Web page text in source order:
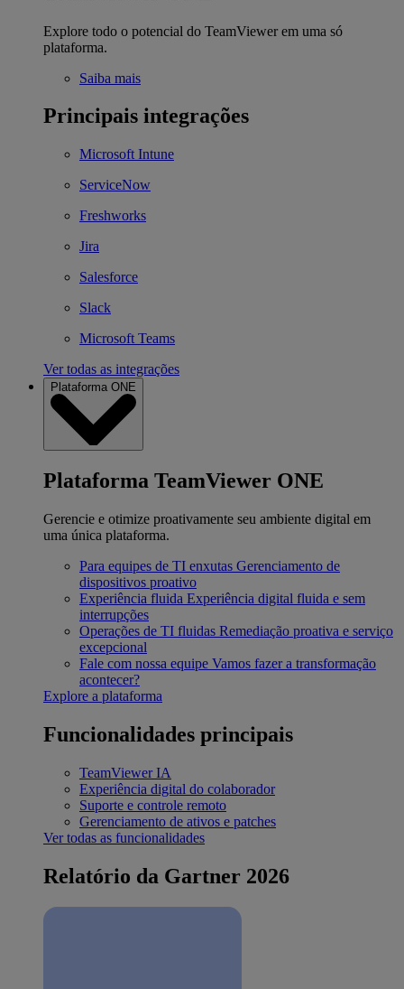
Explore todo o potencial do TeamViewer em uma só
plataforma.
Saiba mais
Principais integrações
Microsoft Intune
ServiceNow
Freshworks
Jira
Salesforce
Slack
Microsoft Teams
Ver todas as integrações
Plataforma ONE
Plataforma TeamViewer ONE
Gerencie e otimize proativamente seu ambiente digital em
uma única plataforma.
Para equipes de TI enxutas Gerenciamento de
dispositivos proativo
Experiência fluida Experiência digital fluida e sem
interrupções
Operações de TI fluidas Remediação proativa e serviço
excepcional
Fale com nossa equipe Vamos fazer a transformação
acontecer?
Explore a plataforma
Funcionalidades principais
TeamViewer IA
Experiência digital do colaborador
Suporte e controle remoto
Gerenciamento de ativos e patches
Ver todas as funcionalidades
Relatório da Gartner 2026